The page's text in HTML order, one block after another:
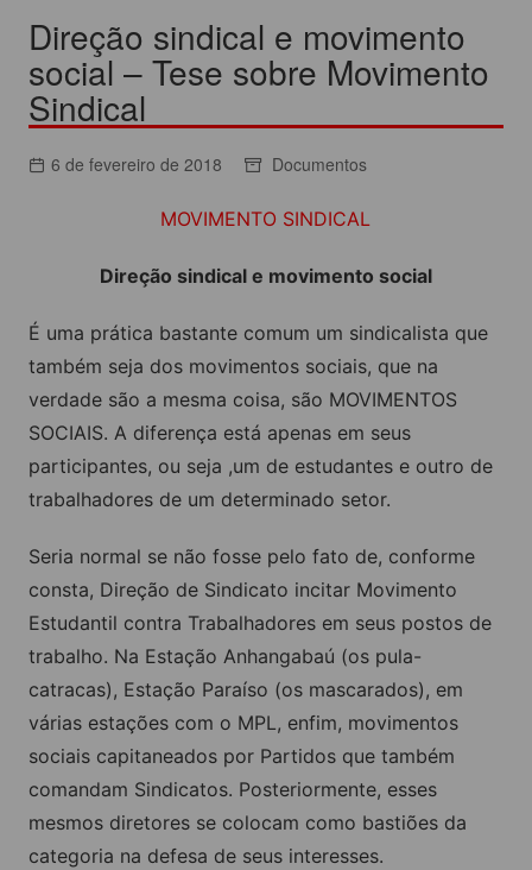
Direção sindical e movimento
social – Tese sobre Movimento
Sindical
6 de fevereiro de 2018 Documentos
MOVIMENTO SINDICAL
Direção sindical e movimento social
É uma prática bastante comum um sindicalista que
também seja dos movimentos sociais, que na
verdade são a mesma coisa, são MOVIMENTOS
SOCIAIS. A diferença está apenas em seus
participantes, ou seja ,um de estudantes e outro de
trabalhadores de um determinado setor.
Seria normal se não fosse pelo fato de, conforme
consta, Direção de Sindicato incitar Movimento
Estudantil contra Trabalhadores em seus postos de
trabalho. Na Estação Anhangabaú (os pula-
catracas), Estação Paraíso (os mascarados), em
várias estações com o MPL, enfim, movimentos
sociais capitaneados por Partidos que também
comandam Sindicatos. Posteriormente, esses
mesmos diretores se colocam como bastiões da
categoria na defesa de seus interesses.